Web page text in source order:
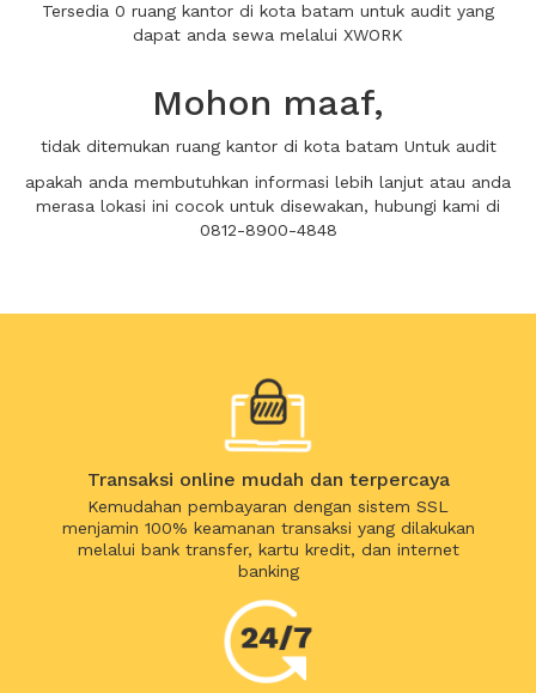
Tersedia 0 ruang kantor di kota batam untuk audit yang
dapat anda sewa melalui XWORK
Mohon maaf,
tidak ditemukan ruang kantor di kota batam Untuk audit
apakah anda membutuhkan informasi lebih lanjut atau anda
merasa lokasi ini cocok untuk disewakan, hubungi kami di
0812-8900-4848
Transaksi online mudah dan terpercaya
Kemudahan pembayaran dengan sistem SSL
menjamin 100% keamanan transaksi yang dilakukan
melalui bank transfer, kartu kredit, dan internet
banking